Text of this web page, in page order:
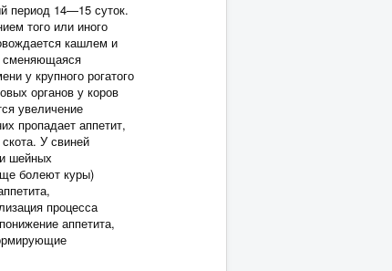
период 14—15 суток.
того или иного
кашлем и
сменяющаяся
у крупного рогатого
органов у коров
увеличение
пропадает аппетит,
У свиней
шейных
болеют куры)
процесса
аппетита,